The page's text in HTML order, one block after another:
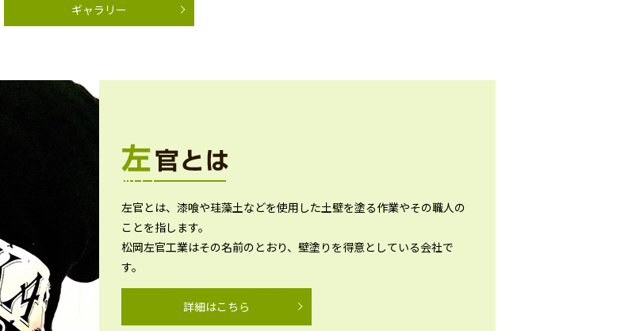
ギャラリー
左官とは、漆喰や珪藻土などを使用した土壁を塗る作業やその職人の
ことを指します。
松岡左官工業はその名前のとおり、壁塗りを得意としている会社で
す。
詳細はこちら